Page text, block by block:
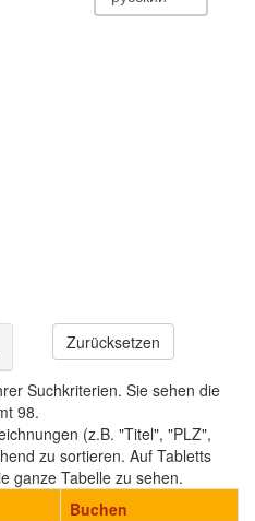
Zurücksetzen
Suchkriterien. Sie sehen die
98.
(z.B. "Titel", "PLZ",
zu sortieren. Auf Tabletts
ganze Tabelle zu sehen.
Buchen